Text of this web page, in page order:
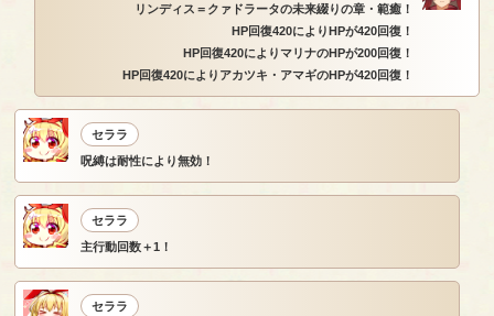
リンディス＝クァドラータの未来綴りの章・範癒！
HP回復420によりHPが420回復！
HP回復420によりマリナのHPが200回復！
HP回復420によりアカツキ・アマギのHPが420回復！
セララ
呪縛は耐性により無効！
セララ
主行動回数＋1！
セララ